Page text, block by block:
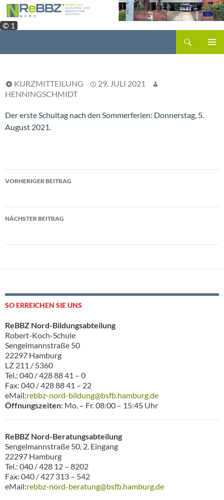
Zum
Inhalt
springen
© 1
KURZMITTEILUNG
29. JULI 2021
HENNINGSCHMIDT
Der erste Schultag nach den Sommerferien: Donnerstag, 5.
August 2021.
Beitragsnavigation
VORHERIGER BEITRAG
NÄCHSTER BEITRAG
SO ERREICHEN SIE UNS
ReBBZ Nord-Bildungsabteilung
Robert-Koch-Schule
Sengelmannstraße 50
22297 Hamburg
LZ 211 / 5360
Tel.: 040 / 428 88 41 – 0
Fax: 040 / 428 88 41 – 22
eMail:rebbz-nord-bildung@bsfb.hamburg.de
Öffnungszeiten: Mo. – Fr. 08:00 – 15:45 Uhr
ReBBZ Nord-Beratungsabteilung
Sengelmannstraße 50, 2. Eingang
22297 Hamburg
Tel.: 040 / 428 12 – 8202
Fax: 040 / 427 313 – 542
eMail:rebbz-nord-beratung@bsfb.hamburg.de